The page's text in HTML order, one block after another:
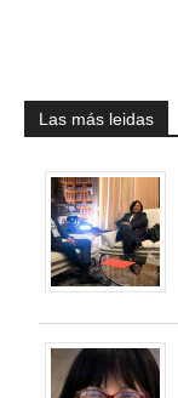
Las más leidas